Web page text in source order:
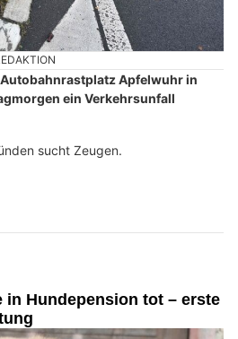
Apfelwuhr in
ein Verkehrsunfall
sucht Zeugen.
in Hundepension tot – erste